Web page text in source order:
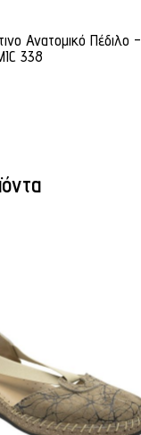
Ανατομικό Πέδιλο -
338